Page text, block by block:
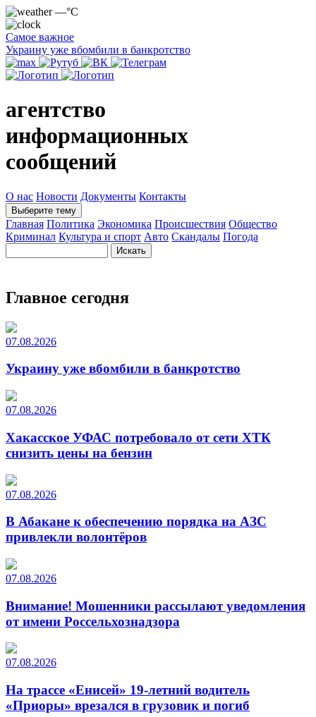
—°C
Самое важное
Украину уже вбомбили в банкротство
агентство
информационных
сообщений
О нас Новости Документы Контакты
Выберите тему
Главная Политика Экономика Происшествия Общество
Криминал Культура и спорт Авто Скандалы Погода
Главное сегодня
07.08.2026
Украину уже вбомбили в банкротство
07.08.2026
Хакасское УФАС потребовало от сети ХТК
снизить цены на бензин
07.08.2026
В Абакане к обеспечению порядка на АЗС
привлекли волонтёров
07.08.2026
Внимание! Мошенники рассылают уведомления
от имени Россельхознадзора
07.08.2026
На трассе «Енисей» 19-летний водитель
«Приоры» врезался в грузовик и погиб